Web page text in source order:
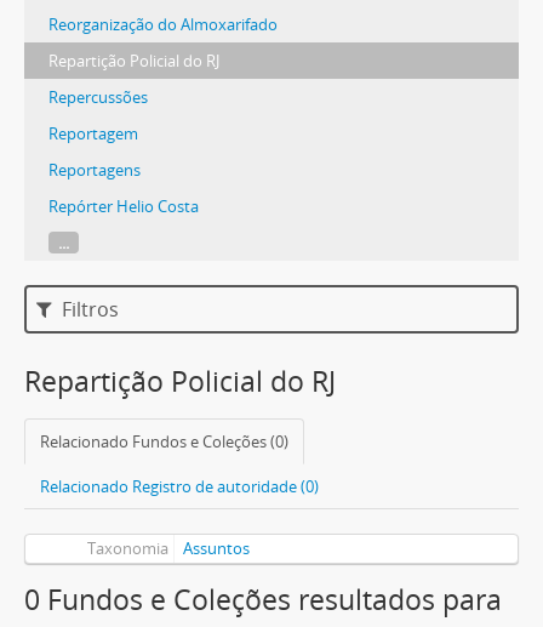
Reorganização do Almoxarifado
Repartição Policial do RJ
Repercussões
Reportagem
Reportagens
Repórter Helio Costa
...
Filtros
Repartição Policial do RJ
Relacionado Fundos e Coleções (0)
Relacionado Registro de autoridade (0)
Taxonomia Assuntos
0 Fundos e Coleções resultados para